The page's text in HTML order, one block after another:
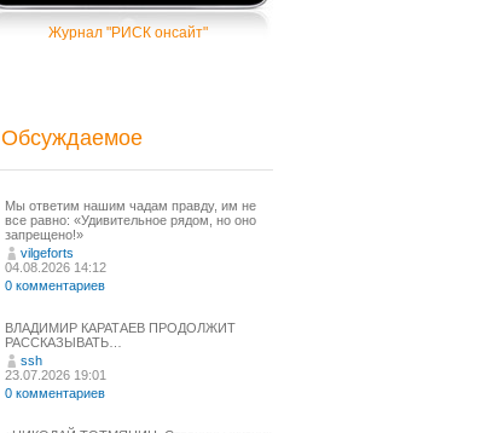
Журнал "РИСК онсайт"
Обсуждаемое
Мы ответим нашим чадам правду, им не
все равно: «Удивительное рядом, но оно
запрещено!»
vilgeforts
04.08.2026 14:12
0 комментариев
ВЛАДИМИР КАРАТАЕВ ПРОДОЛЖИТ
РАССКАЗЫВАТЬ…
ssh
23.07.2026 19:01
0 комментариев